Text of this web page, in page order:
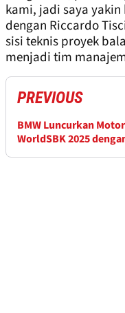
kami, jadi saya
dengan Riccardo
sisi teknis proyek
menjadi tim
PREVIOUS
BMW Luncurkan Motor
WorldSBK 2025